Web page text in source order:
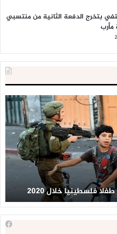
بتخرج الدفعة الثانية من منتسبي